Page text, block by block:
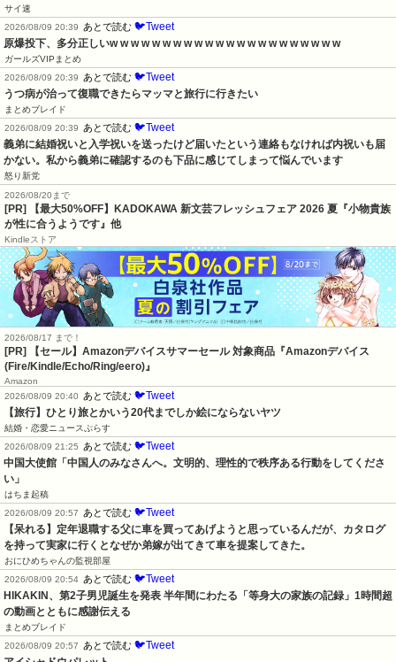
サイ速
2026/08/09 20:39
あとで読む 🐦Tweet
原爆投下、多分正しいw w w w w w w w w w w w w w w w w w w w w w
ガールズVIPまとめ
2026/08/09 20:39
あとで読む 🐦Tweet
うつ病が治って復職できたらマッマと旅行に行きたい
まとめブレイド
2026/08/09 20:39
あとで読む 🐦Tweet
義弟に結婚祝いと入学祝いを送ったけど届いたという連絡もなければ内祝いも届
かない。私から義弟に確認するのも下品に感じてしまって悩んでいます
怒り新党
2026/08/20まで
[PR] 【最大50%OFF】KADOKAWA 新文芸フレッシュフェア 2026 夏『小物貴族
が性に合うようです』他
Kindleストア
2026/08/17 まで！
[PR]
【セール】Amazonデバイスサマーセール 対象商品『Amazonデバイス
(Fire/Kindle/Echo/Ring/eero)』
Amazon
2026/08/09 20:40
あとで読む 🐦Tweet
【旅行】ひとり旅とかいう20代までしか絵にならないヤツ
結婚・恋愛ニュースぷらす
2026/08/09 21:25
あとで読む 🐦Tweet
中国大使館「中国人のみなさんへ。文明的、理性的で秩序ある行動をしてくださ
い」
はちま起稿
2026/08/09 20:57
あとで読む 🐦Tweet
【呆れる】定年退職する父に車を買ってあげようと思っているんだが、カタログ
を持って実家に行くとなぜか弟嫁が出てきて車を提案してきた。
おにひめちゃんの監視部屋
2026/08/09 20:54
あとで読む 🐦Tweet
HIKAKIN、第2子男児誕生を発表 半年間にわたる「等身大の家族の記録」1時間超
の動画とともに感謝伝える
まとめブレイド
2026/08/09 20:57
あとで読む 🐦Tweet